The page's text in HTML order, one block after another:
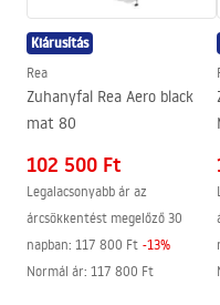
Anti-Calc rendszer
Bevonási technológia
Garancia
Összeszerelési
shower_set.pdf
Kiárusítás
Rea
Zuhanyfal Rea Aero black
mat 80
102 500 Ft
Legalacsonyabb ár az
árcsökkentést megelőző 30
napban: 117 800 Ft -13%
Normál ár: 117 800 Ft